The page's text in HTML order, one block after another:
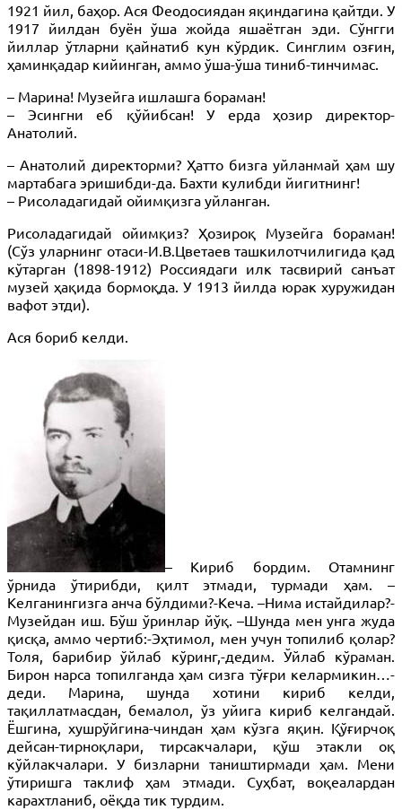
1921 йил, баҳор. Ася Феодосиядан яқиндагина қайтди. У
1917 йилдан буён ўша жойда яшаётган эди. Сўнгги
йиллар ўтларни қайнатиб кун кўрдик. Синглим озғин,
ҳаминқадар кийинган, аммо ўша-ўша тиниб-тинчимас.
– Марина! Музейга ишлашга бораман!
– Эсингни еб қўйибсан! У ерда ҳозир директор-
Анатолий.
– Анатолий директорми? Ҳатто бизга уйланмай ҳам шу
мартабага эришибди-да. Бахти кулибди йигитнинг!
– Рисоладагидай ойимқизга уйланган.
Рисоладагидай ойимқиз? Ҳозироқ Музейга бораман!
(Сўз уларнинг отаси-И.В.Цветаев ташкилотчилигида қад
кўтарган (1898-1912) Россиядаги илк тасвирий санъат
музей ҳақида бормоқда. У 1913 йилда юрак хуружидан
вафот этди).
Ася бориб келди.
– Кириб бордим. Отамнинг
ўрнида ўтирибди, қилт этмади, турмади ҳам. –
Келганингизга анча бўлдими?-Кеча. –Нима истайдилар?-
Музейдан иш. Бўш ўринлар йўқ. –Шунда мен унга жуда
қисқа, аммо чертиб:-Эҳтимол, мен учун топилиб қолар?
Толя, барибир ўйлаб кўринг,-дедим. Ўйлаб кўраман.
Бирон нарса топилганда ҳам сизга тўғри келармикин…-
деди. Марина, шунда хотини кириб келди,
тақиллатмасдан, бемалол, ўз уйига кириб келгандай.
Ёшгина, хушрўйгина-чиндан ҳам кўзга яқин. Қўғирчоқ
дейсан-тирноқлари, тирсакчалари, қўш этакли оқ
кўйлакчалари. У бизларни таништирмади ҳам. Мени
ўтиришга таклиф ҳам этмади. Суҳбат, воқеалардан
карахтланиб, оёқда тик турдим.